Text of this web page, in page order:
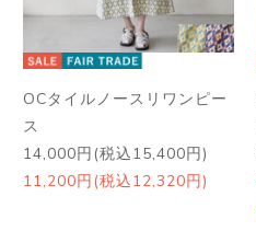
OCタイルノースリワンピー
ス
14,000円(税込15,400円)
11,200円(税込12,320円)